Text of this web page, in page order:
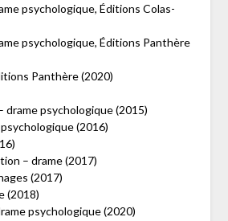
psychologique, Éditions Colas-
psychologique, Éditions Panthère
Panthère (2020)
drame psychologique (2015)
(2016)
– drame (2017)
(2017)
(2018)
psychologique (2020)